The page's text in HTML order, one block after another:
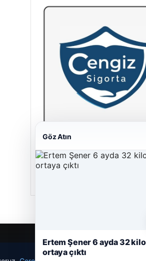
23/06/2026
Göz Atın
Ertem Şener 6 ayda 32
ortaya çıktı